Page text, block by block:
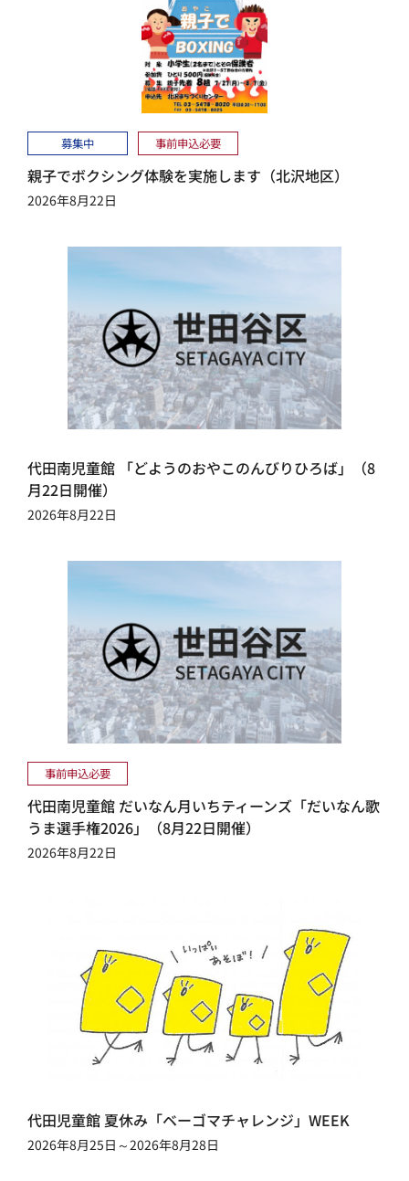
募集中 事前申込必要
親子でボクシング体験を実施します（北沢地区）
2026年8月22日
代田南児童館 「どようのおやこのんびりひろば」（8
月22日開催）
2026年8月22日
事前申込必要
代田南児童館 だいなん月いちティーンズ「だいなん歌
うま選手権2026」（8月22日開催）
2026年8月22日
代田児童館 夏休み「ベーゴマチャレンジ」WEEK
2026年8月25日～2026年8月28日